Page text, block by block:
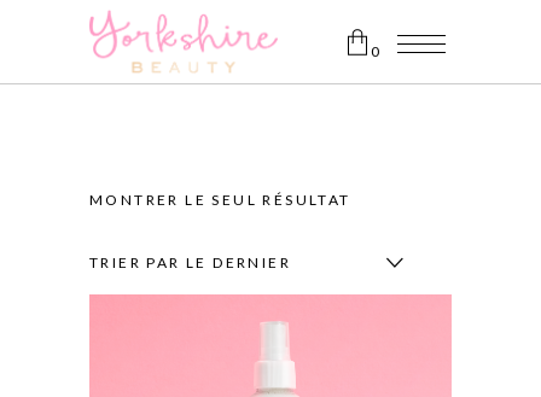
0
MONTRER LE SEUL RÉSULTAT
TRIER PAR LE DERNIER